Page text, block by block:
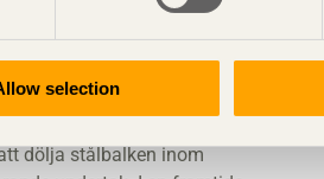
selection
patenterade lösning. De är
Ljudegenskaperna har
B med råge. Flera lägenheter i
till bärande väggar eller
balkar med påsvetsad extra bred
dölja stålbalken inom